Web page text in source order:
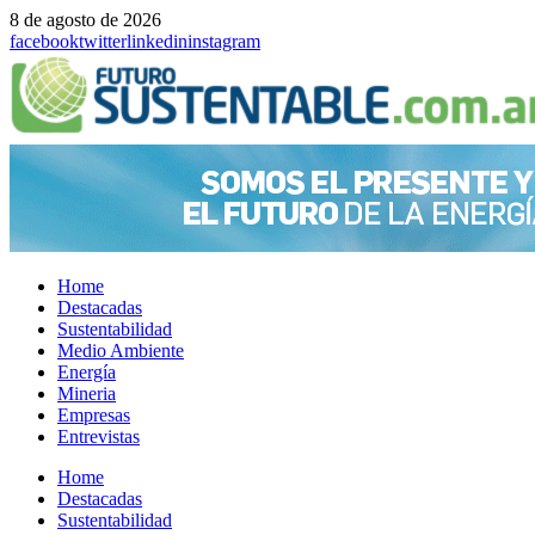
8 de agosto de 2026
facebooktwitterlinkedininstagram
Home
Destacadas
Sustentabilidad
Medio Ambiente
Energía
Mineria
Empresas
Entrevistas
Menu
Home
Destacadas
Sustentabilidad